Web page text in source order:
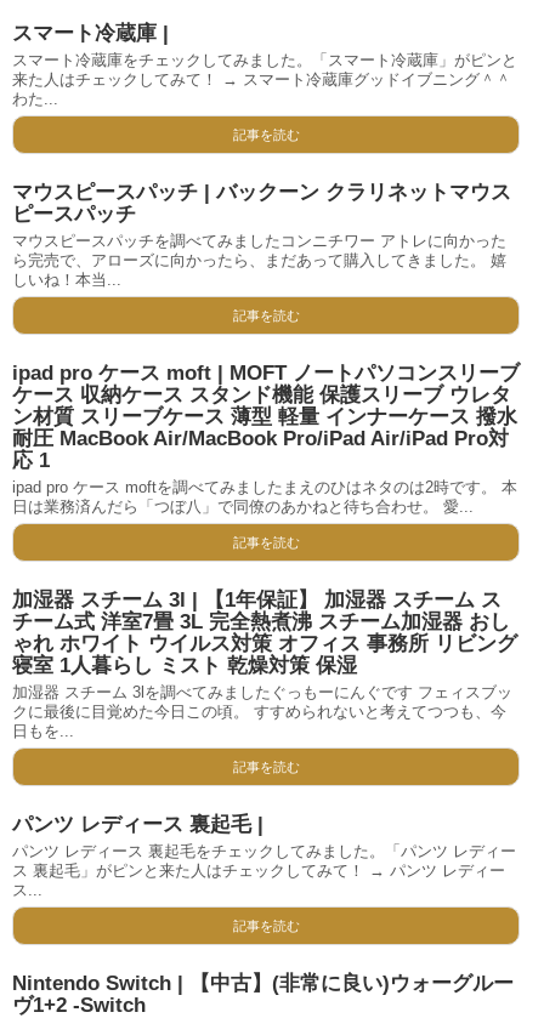
スマート冷蔵庫 |
スマート冷蔵庫をチェックしてみました。「スマート冷蔵庫」がピンと
来た人はチェックしてみて！ → スマート冷蔵庫グッドイブニング＾＾
わた...
記事を読む
マウスピースパッチ | バックーン クラリネットマウス
ピースパッチ
マウスピースパッチを調べてみましたコンニチワー アトレに向かった
ら完売で、アローズに向かったら、まだあって購入してきました。 嬉
しいね！本当...
記事を読む
ipad pro ケース moft | MOFT ノートパソコンスリーブ
ケース 収納ケース スタンド機能 保護スリーブ ウレタ
ン材質 スリーブケース 薄型 軽量 インナーケース 撥水
耐圧 MacBook Air/MacBook Pro/iPad Air/iPad Pro対
応 1
ipad pro ケース moftを調べてみましたまえのひはネタのは2時です。 本
日は業務済んだら「つぼ八」で同僚のあかねと待ち合わせ。 愛...
記事を読む
加湿器 スチーム 3l | 【1年保証】 加湿器 スチーム ス
チーム式 洋室7畳 3L 完全熱煮沸 スチーム加湿器 おし
ゃれ ホワイト ウイルス対策 オフィス 事務所 リビング
寝室 1人暮らし ミスト 乾燥対策 保湿
加湿器 スチーム 3lを調べてみましたぐっもーにんぐです フェィスブッ
クに最後に目覚めた今日この頃。 すすめられないと考えてつつも、今
日もを...
記事を読む
パンツ レディース 裏起毛 |
パンツ レディース 裏起毛をチェックしてみました。「パンツ レディー
ス 裏起毛」がピンと来た人はチェックしてみて！ → パンツ レディー
ス...
記事を読む
Nintendo Switch | 【中古】(非常に良い)ウォーグルー
ヴ1+2 -Switch